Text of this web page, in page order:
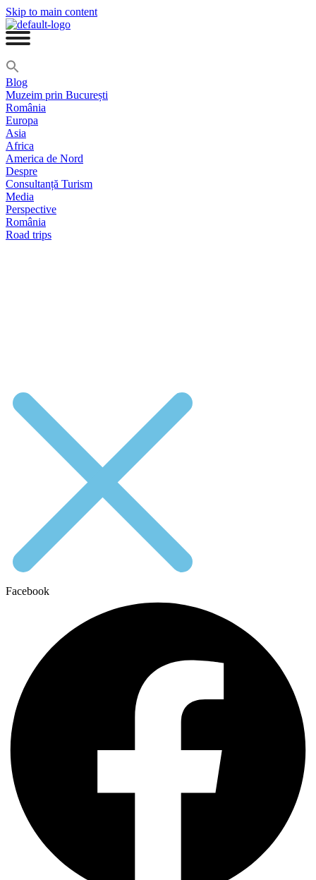
Skip to main content
Blog
Muzeim prin București
România
Europa
Asia
Africa
America de Nord
Despre
Consultanță Turism
Media
Perspective
România
Road trips
Facebook